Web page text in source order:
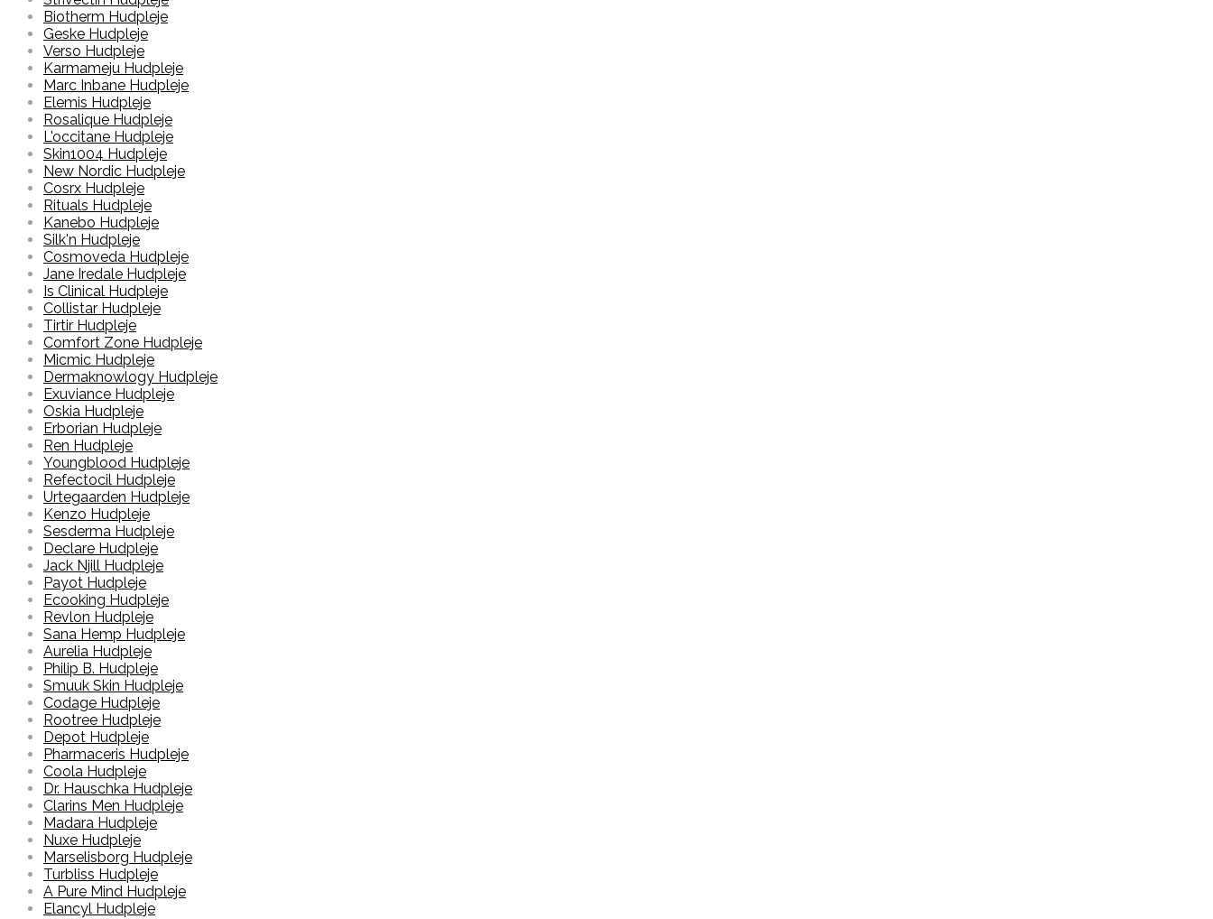
Biotherm Hudpleje
Geske Hudpleje
Verso Hudpleje
Karmameju Hudpleje
Marc Inbane Hudpleje
Elemis Hudpleje
Rosalique Hudpleje
L'occitane Hudpleje
Skin1004 Hudpleje
New Nordic Hudpleje
Cosrx Hudpleje
Rituals Hudpleje
Kanebo Hudpleje
Silk'n Hudpleje
Cosmoveda Hudpleje
Jane Iredale Hudpleje
Is Clinical Hudpleje
Collistar Hudpleje
Tirtir Hudpleje
Comfort Zone Hudpleje
Micmic Hudpleje
Dermaknowlogy Hudpleje
Exuviance Hudpleje
Oskia Hudpleje
Erborian Hudpleje
Ren Hudpleje
Youngblood Hudpleje
Refectocil Hudpleje
Urtegaarden Hudpleje
Kenzo Hudpleje
Sesderma Hudpleje
Declare Hudpleje
Jack Njill Hudpleje
Payot Hudpleje
Ecooking Hudpleje
Revlon Hudpleje
Sana Hemp Hudpleje
Aurelia Hudpleje
Philip B. Hudpleje
Smuuk Skin Hudpleje
Codage Hudpleje
Rootree Hudpleje
Depot Hudpleje
Pharmaceris Hudpleje
Coola Hudpleje
Dr. Hauschka Hudpleje
Clarins Men Hudpleje
Madara Hudpleje
Nuxe Hudpleje
Marselisborg Hudpleje
Turbliss Hudpleje
A Pure Mind Hudpleje
Elancyl Hudpleje